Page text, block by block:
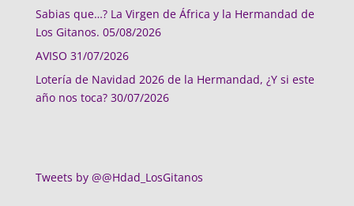
Sabias que…? La Virgen de África y la Hermandad de
Los Gitanos. 05/08/2026
AVISO 31/07/2026
Lotería de Navidad 2026 de la Hermandad, ¿Y si este
año nos toca? 30/07/2026
Tweets by @@Hdad_LosGitanos